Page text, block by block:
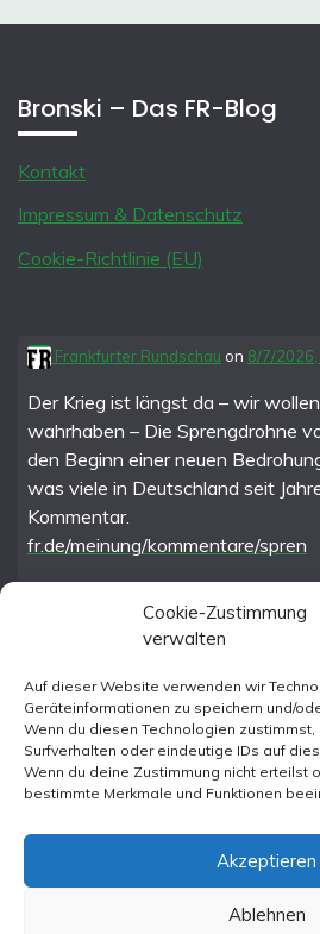
Cookie-Zustimmung
verwalten
Auf dieser Website verwenden wir
Geräteinformationen zu speichern und/
Wenn du diesen Technologien
Surfverhalten oder eindeutige IDs auf
Wenn du deine Zustimmung nicht erteilst
bestimmte Merkmale und Funktionen
Akzeptieren
Ablehnen
Bronski – Das FR-Blog
Kontakt
Impressum & Datenschutz
Cookie-Richtlinie (EU)
Frankfurter Rundschau on 8/7/2026,
Der Krieg ist längst da – wir
wahrhaben – Die Sprengdrohne
den Beginn einer neuen
was viele in Deutschland seit
Kommentar.
fr.de/meinung/kommentare/spren
Instagram